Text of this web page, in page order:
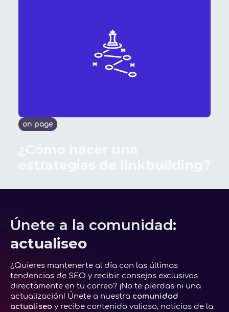
on page
Únete a la comunidad:
actualiseo
¿Quieres mantenerte al día con las últimas
tendencias de SEO y recibir consejos exclusivos
directamente en tu correo? ¡No te pierdas ni una
actualización! Únete a nuestra comunidad
actualiseo y recibe contenido valioso, noticias de la